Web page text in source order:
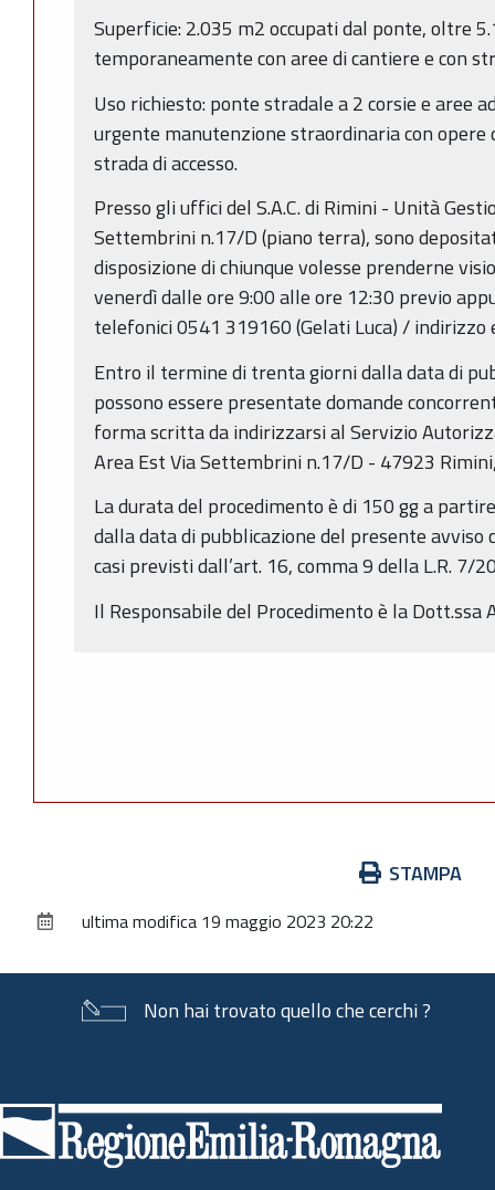
Superficie: 2.035 m2 occupati dal ponte, oltre
temporaneamente con aree di cantiere e con
Uso richiesto: ponte stradale a 2 corsie e aree
urgente manutenzione straordinaria con
strada di accesso.
Presso gli uffici del S.A.C. di Rimini - Unità
Settembrini n.17/D (piano terra), sono
disposizione di chiunque volesse prenderne
venerdì dalle ore 9:00 alle ore 12:30 previo
telefonici 0541 319160 (Gelati Luca) /
Entro il termine di trenta giorni dalla data di
possono essere presentate domande
forma scritta da indirizzarsi al Servizio
Area Est Via Settembrini n.17/D - 47923
La durata del procedimento è di 150 gg a
dalla data di pubblicazione del presente
casi previsti dall’art. 16, comma 9 della L.R. 7/
Il Responsabile del Procedimento è la Dott.ssa
documento
STAMPA
ultima modifica 19 maggio 2023 20:22
Non hai trovato quello che cerchi ?
di
pagina